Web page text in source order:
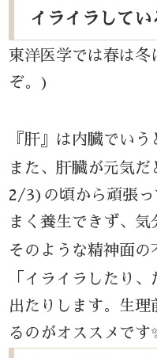
イライラして
東洋医学では春は
ぞ。)
『肝』は内臓でい
また、肝臓が元気
2/3) の頃から頑張っ
まく養生できず、
そのような精神面の
「イライラしたり
出たりします。生
るのがオススメです